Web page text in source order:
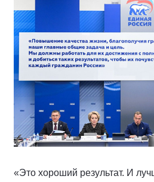
«Это хороший результат. И